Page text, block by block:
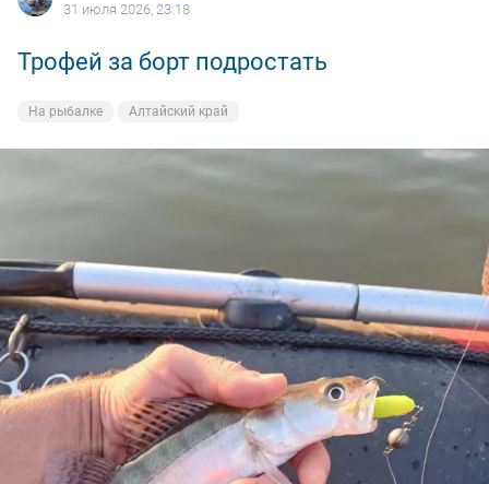
31 июля 2026, 23:18
Трофей за борт подростать
На рыбалке Алтайский край